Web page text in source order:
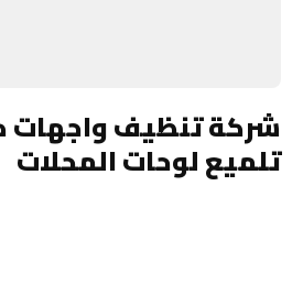
شركة تنظيف واجهات
تلميع لوحات المحلات